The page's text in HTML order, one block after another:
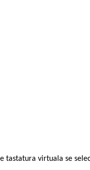
tastatura virtuala se